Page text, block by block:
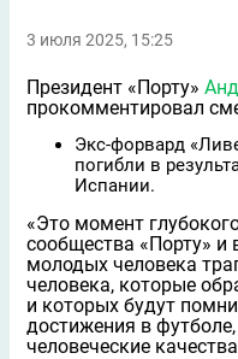
3 июля 2025, 15:25
Президент «Порту»
прокомментировал
Экс-форвард
погибли в
Испании.
«Это момент
сообщества «Порту» и
молодых человека
человека, которые
и которых будут
достижения в
человеческие